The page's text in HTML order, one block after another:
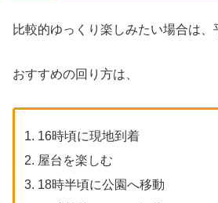
比較的ゆっくり楽しみたい場合は、
おすすめの回り方は、
16時頃に現地到着
屋台を楽しむ
18時半頃に公園へ移動